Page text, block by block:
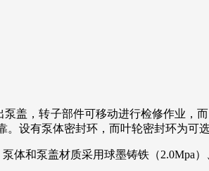
，转子部件可移动进行检修作业，
设有泵体密封环，而叶轮密封环为可选
和泵盖材质采用球墨铸铁（2.0Mpa）